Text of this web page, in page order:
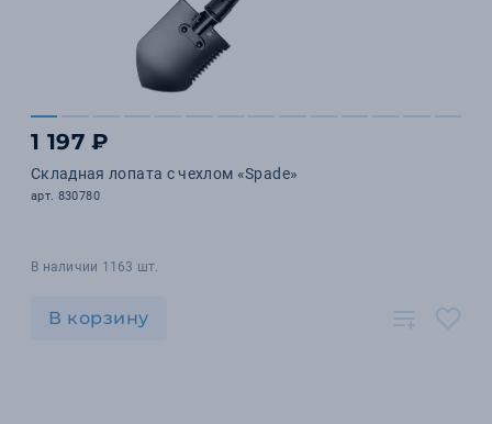
1 197 ₽
Складная лопата c чехлом «Spade»
арт. 830780
В наличии 1163 шт.
В корзину